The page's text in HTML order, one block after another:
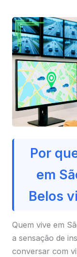
Por
em
Belos
Quem vive em
a sensação de
conversar com